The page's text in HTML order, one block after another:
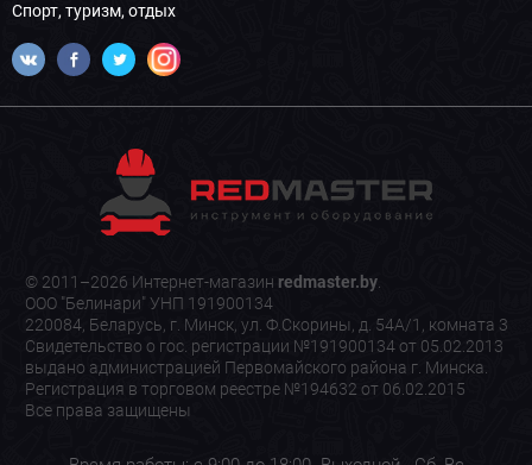
Спорт, туризм, отдых
© 2011–2026 Интернет-магазин redmaster.by.
ООО "Белинари" УНП 191900134
220084, Беларусь, г. Минск, ул. Ф.Скорины, д. 54А/1, комната 3
Свидетельство о гос. регистрации №191900134 от 05.02.2013
выдано администрацией Первомайского района г. Минска.
Регистрация в торговом реестре №194632 от 06.02.2015
Все права защищены